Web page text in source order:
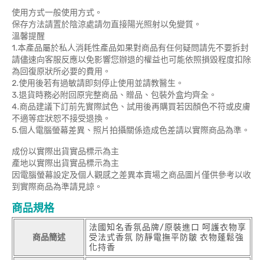
使用方式一般使用方式。
保存方法請置於陰涼處請勿直接陽光照射以免變質。
溫馨提醒
1.本產品屬於私人消耗性產品如果對商品有任何疑問請先不要拆封
請儘速向客服反應以免影響您辦退的權益也可能依照損毀程度扣除
為回復原狀所必要的費用。
2.使用後若有過敏請即刻停止使用並請教醫生。
3.退貨時務必附回原完整商品、贈品、包裝外盒均齊全。
4.商品建議下訂前先實際試色、試用後再購買若因顏色不符或皮膚
不適等症狀恕不接受退換。
5.個人電腦螢幕差異、照片拍攝關係造成色差請以實際商品為準。
成份以實際出貨實品標示為主
產地以實際出貨實品標示為主
因電腦螢幕設定及個人觀感之差異本賣場之商品圖片僅供參考以收
到實際商品為準請見諒。
商品規格
商品簡述
法國知名香氛品牌/原裝進口 呵護衣物享
受法式香氛 防靜電撫平防皺 衣物蓬鬆強
化持香